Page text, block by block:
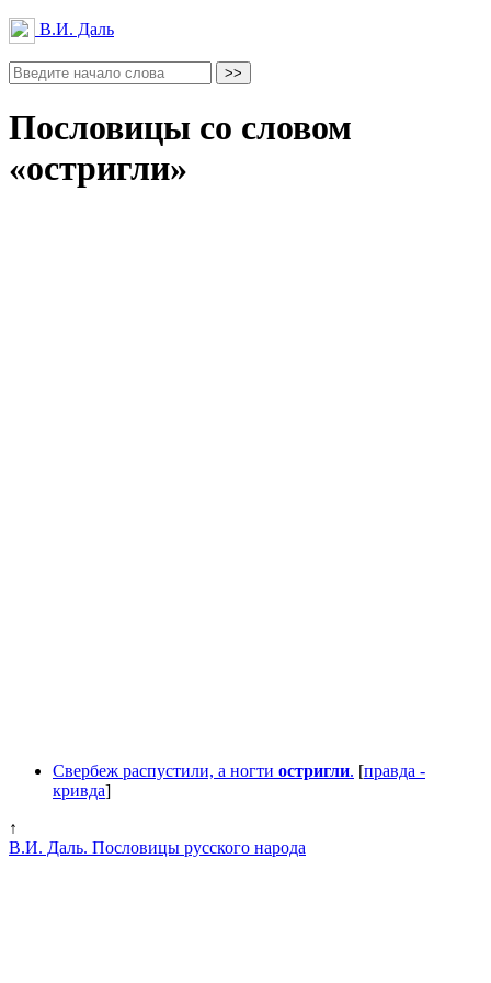
В.И. Даль
Пословицы со словом
«остригли»
Свербеж распустили, а ногти остригли. [правда -
кривда]
↑
В.И. Даль. Пословицы русского народа